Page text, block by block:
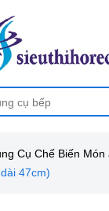
Cụ Chế Biến Món
47cm)